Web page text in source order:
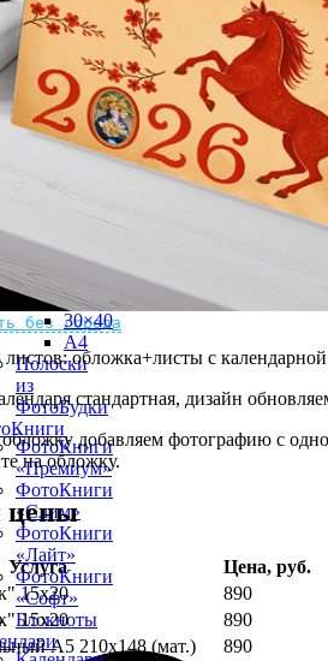
город?
по всему миру
без города
30х30
30х40
А4
Фото
рамке
10х10
13×18
15×15
20×20
30×30
30×40
A4
Полоски
из
ФотоБудки
ФотоКниги
«Премиум»
ФотоКниги
«Слим»
ФотоКниги
«Лайт»
ФотоКниги
«Софт»
Блокноты
обложка+листы с календарной
стандартная, дизайн
добавляем фотографию с
на обложку.
цены
Услуга
Цена, руб.
15х20
890
15х20
890
А5 210х148 (мат.)
890